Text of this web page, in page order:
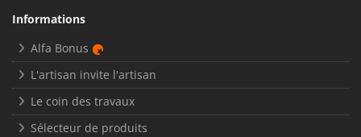
Informations
Alfa Bonus
L'artisan invite l'artisan
Le coin des travaux
Sélecteur de produits